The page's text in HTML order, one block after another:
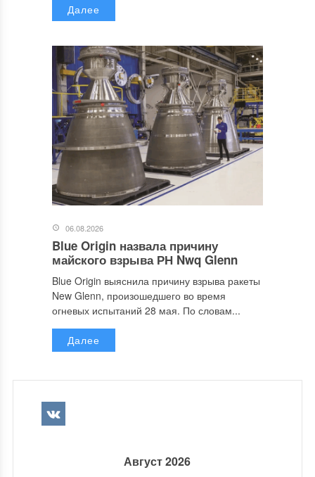
Далее
06.08.2026
Blue Origin назвала причину
майского взрыва РН Nwq Glenn
Blue Origin выяснила причину взрыва ракеты
New Glenn, произошедшего во время
огневых испытаний 28 мая. По словам...
Далее
Август 2026